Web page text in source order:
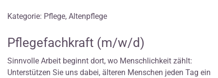
Kategorie: Pflege, Altenpflege
Pflegefachkraft (m/w/d)
Sinnvolle Arbeit beginnt dort, wo Menschlichkeit zählt:
Unterstützen Sie uns dabei, älteren Menschen jeden Tag ein